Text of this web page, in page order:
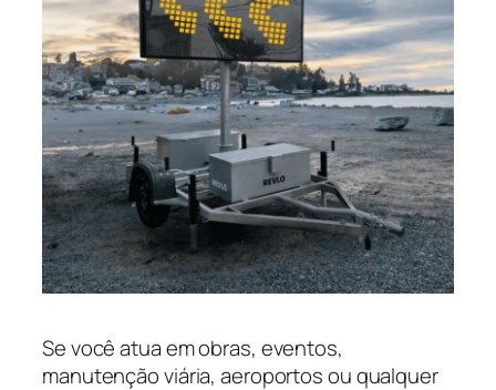
Se você atua em obras, eventos,
manutenção viária, aeroportos ou qualquer